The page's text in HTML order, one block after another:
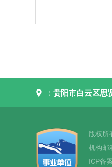
 ： 贵阳市白云区思
版权所
机构邮
ICP备